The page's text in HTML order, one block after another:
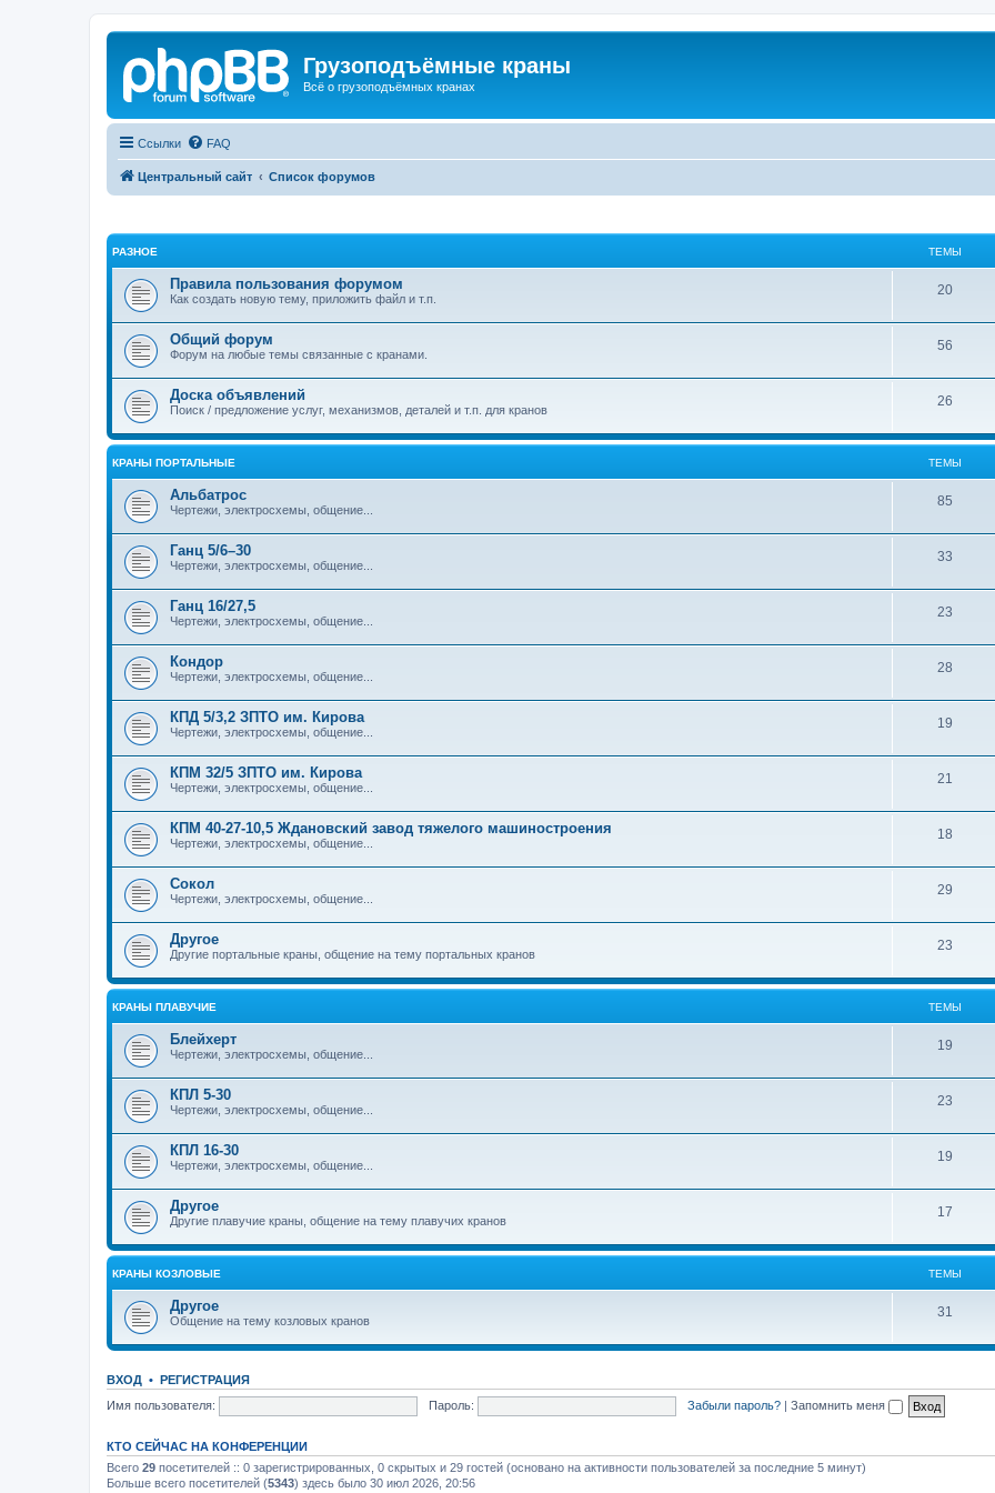
Грузоподъёмные краны
Всё о грузоподъёмных кранах
Ссылки FAQ
Центральный сайт Список форумов
РАЗНОЕ ТЕМЫ
Правила пользования форумом
Как создать новую тему, приложить файл и т.п.
20
Общий форум
Форум на любые темы связанные с кранами.
56
Доска объявлений
Поиск / предложение услуг, механизмов, деталей и т.п. для кранов
26
КРАНЫ ПОРТАЛЬНЫЕ ТЕМЫ
Альбатрос
Чертежи, электросхемы, общение...
85
Ганц 5/6–30
Чертежи, электросхемы, общение...
33
Ганц 16/27,5
Чертежи, электросхемы, общение...
23
Кондор
Чертежи, электросхемы, общение...
28
КПД 5/3,2 ЗПТО им. Кирова
Чертежи, электросхемы, общение...
19
КПМ 32/5 ЗПТО им. Кирова
Чертежи, электросхемы, общение...
21
КПМ 40-27-10,5 Ждановский завод тяжелого машиностроения
Чертежи, электросхемы, общение...
18
Сокол
Чертежи, электросхемы, общение...
29
Другое
Другие портальные краны, общение на тему портальных кранов
23
КРАНЫ ПЛАВУЧИЕ ТЕМЫ
Блейхерт
Чертежи, электросхемы, общение...
19
КПЛ 5-30
Чертежи, электросхемы, общение...
23
КПЛ 16-30
Чертежи, электросхемы, общение...
19
Другое
Другие плавучие краны, общение на тему плавучих кранов
17
КРАНЫ КОЗЛОВЫЕ ТЕМЫ
Другое
Общение на тему козловых кранов
31
ВХОД • РЕГИСТРАЦИЯ
Имя пользователя:
Пароль: Забыли пароль? | Запомнить меня
КТО СЕЙЧАС НА КОНФЕРЕНЦИИ
Всего 29 посетителей :: 0 зарегистрированных, 0 скрытых и 29 гостей (основано на активности пользователей за последние 5 минут)
Больше всего посетителей (5343) здесь было 30 июл 2026, 20:56